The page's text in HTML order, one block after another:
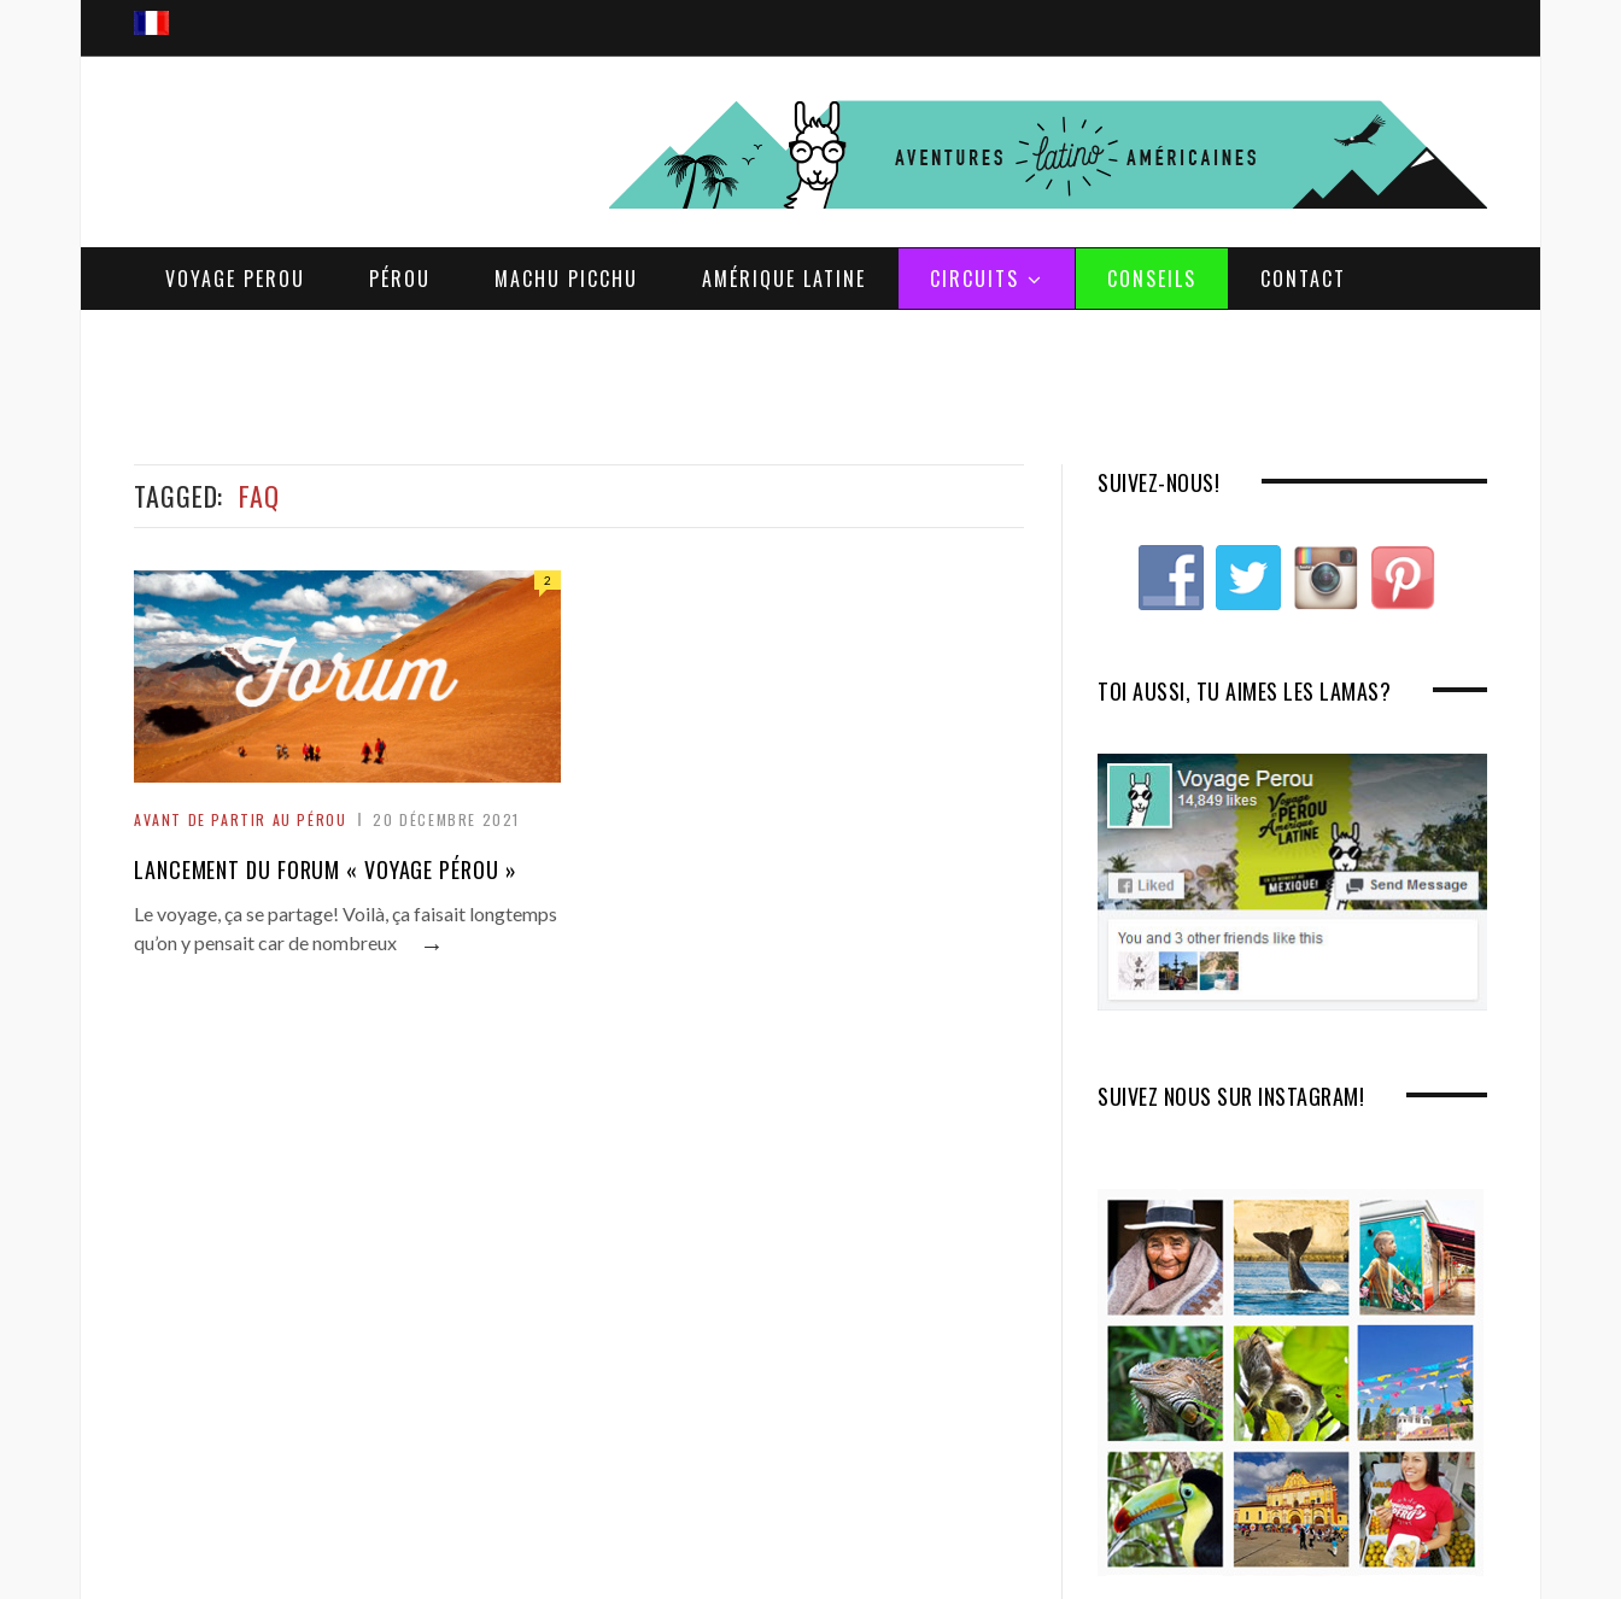
c
VOYAGE PEROU PÉROU MACHU PICCHU AMÉRIQUE LATINE CIRCUITS CONSEILS CONTACT
TAGGED: FAQ
AVANT DE PARTIR AU PÉROU 20 DÉCEMBRE 2021
2
LANCEMENT DU FORUM « VOYAGE PÉROU »
Le voyage, ça se partage! Voilà, ça faisait longtemps
qu’on y pensait car de nombreux
→
SUIVEZ-NOUS!
TOI AUSSI, TU AIMES LES LAMAS?
SUIVEZ NOUS SUR INSTAGRAM!